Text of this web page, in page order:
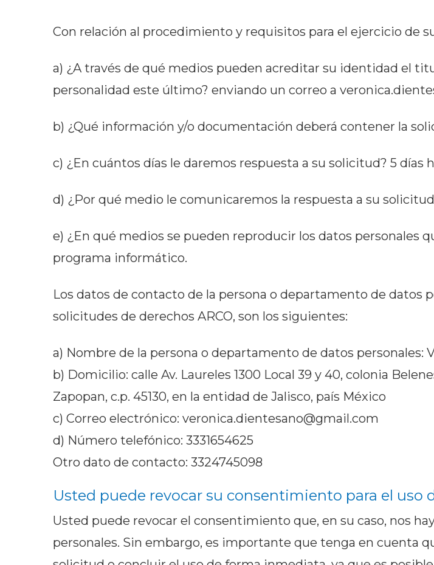
Con relación al procedimiento y requisitos para el ejercicio de
a) ¿A través de qué medios pueden acreditar su identidad el
personalidad este último? enviando un correo a
b) ¿Qué información y/o documentación deberá contener la
c) ¿En cuántos días le daremos respuesta a su solicitud? 5 días
d) ¿Por qué medio le comunicaremos la respuesta a su
e) ¿En qué medios se pueden reproducir los datos personales
programa informático.
Los datos de contacto de la persona o departamento de datos
solicitudes de derechos ARCO, son los siguientes:
a) Nombre de la persona o departamento de datos personales:
b) Domicilio: calle Av. Laureles 1300 Local 39 y 40, colonia
Zapopan, c.p. 45130, en la entidad de Jalisco, país México
c) Correo electrónico: veronica.dientesano@gmail.com
d) Número telefónico: 3331654625
Otro dato de contacto: 3324745098
Usted puede revocar su consentimiento para el uso
Usted puede revocar el consentimiento que, en su caso, nos
personales. Sin embargo, es importante que tenga en cuenta